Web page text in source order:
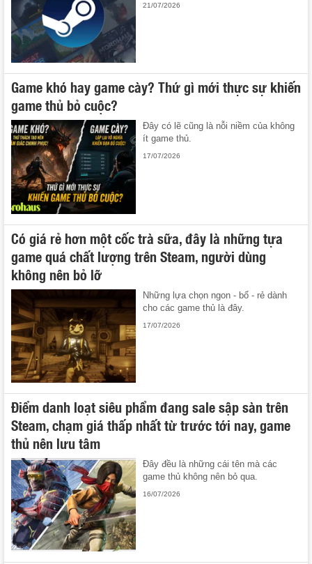
21/07/2026
Game khó hay game cày? Thứ gì mới thực sự khiến
game thủ bỏ cuộc?
Đây có lẽ cũng là nỗi niềm của không
ít game thủ.
17/07/2026
Có giá rẻ hơn một cốc trà sữa, đây là những tựa
game quá chất lượng trên Steam, người dùng
không nên bỏ lỡ
Những lựa chọn ngon - bổ - rẻ dành
cho các game thủ là đây.
17/07/2026
Điểm danh loạt siêu phẩm đang sale sập sàn trên
Steam, chạm giá thấp nhất từ trước tới nay, game
thủ nên lưu tâm
Đây đều là những cái tên mà các
game thủ không nên bỏ qua.
16/07/2026